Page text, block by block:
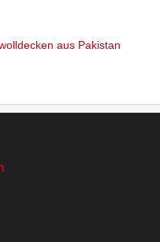
aus Pakistan